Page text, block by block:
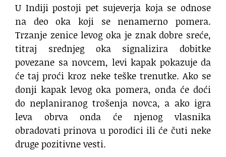
U Indiji postoji pet sujeverja koja se odnose
na deo oka koji se nenamerno pomera.
Trzanje zenice levog oka je znak dobre sreće,
titraj srednjeg oka signalizira dobitke
povezane sa novcem, levi kapak pokazuje da
će taj proći kroz neke teške trenutke. Ako se
donji kapak levog oka pomera, onda će doći
do neplaniranog trošenja novca, a ako igra
leva obrva onda će njenog vlasnika
obradovati prinova u porodici ili će čuti neke
druge pozitivne vesti.